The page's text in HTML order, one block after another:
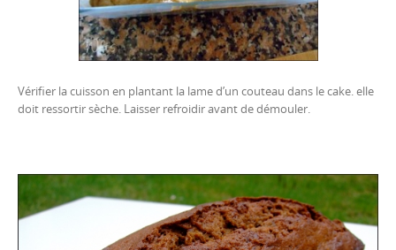
Vérifier la cuisson en plantant la lame d’un couteau dans le cake. elle
doit ressortir sèche. Laisser refroidir avant de démouler.